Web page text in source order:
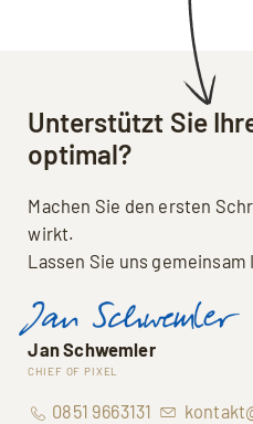
Unterstützt Sie
optimal?
Machen Sie den ersten
wirkt.
Lassen Sie uns
Jan Schwemler
CHIEF OF PIXEL
0851 9663131